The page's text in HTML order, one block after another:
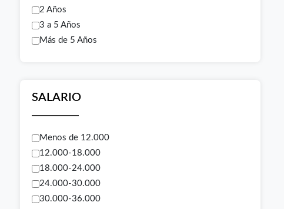
2 Años
3 a 5 Años
Más de 5 Años
SALARIO
Menos de 12.000
12.000-18.000
18.000-24.000
24.000-30.000
30.000-36.000